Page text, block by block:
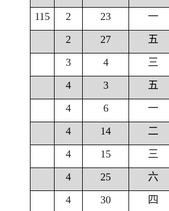
115
2 23 一
2
27 五
3
4 三
4
3 五
4
6 一
4
14 二
4
15 三
4
25 六
4
30 四